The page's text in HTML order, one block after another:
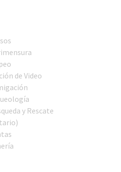
de Video
y Rescate